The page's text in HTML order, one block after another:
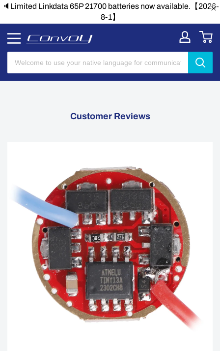
🔈Limited Linkdata 65P 21700 batteries now available.【2026-
8-1】
Customer Reviews